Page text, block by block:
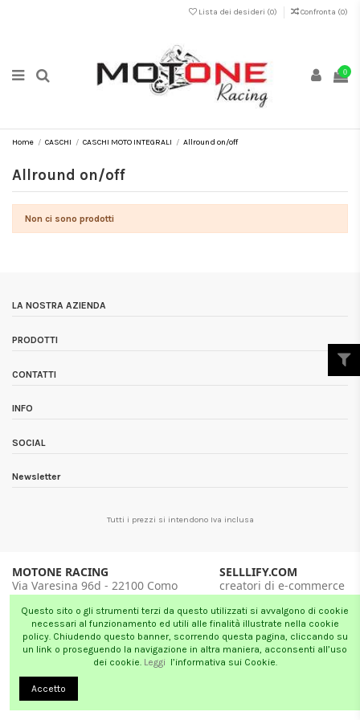
Lista dei desideri (0) Confronta (0)
0
Home CASCHI CASCHI MOTO INTEGRALI Allround on/off
Allround on/off
Non ci sono prodotti
LA NOSTRA AZIENDA
PRODOTTI
CONTATTI
INFO
SOCIAL
Newsletter
Tutti i prezzi si intendono Iva inclusa
MOTONE RACING
Via Varesina 96d - 22100 Como
tel. 031 5877 085
SELLLIFY.COM
creatori di e-commerce
Milano - London
Questo sito o gli strumenti terzi da questo utilizzati si avvalgono di cookie
necessari al funzionamento ed utili alle finalità illustrate nella cookie
policy. Chiudendo questo banner, scorrendo questa pagina, cliccando su
un link o proseguendo la navigazione in altra maniera, acconsenti all’uso
dei cookie. Leggi l’informativa sui Cookie.
Accetto